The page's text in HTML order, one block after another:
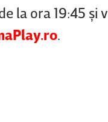
la ora 19:45
.